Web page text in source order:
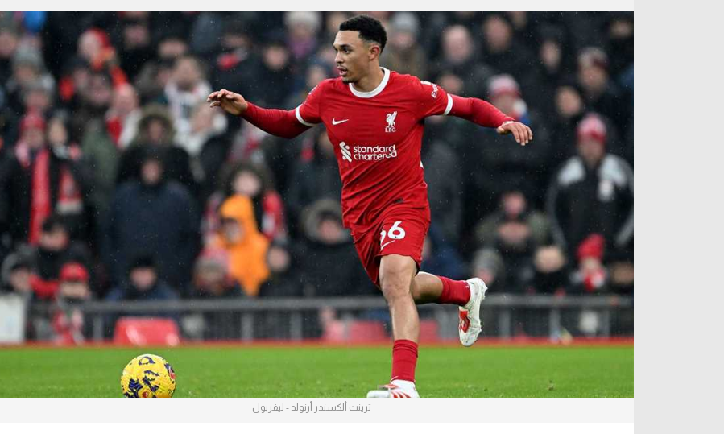
آراء حرة الدوري السعودي للمحترفين
دوري أبطال أوروبا
دوري أبطال إفريقيا
كل البطولات
دوري أبطال أوروبا
القسم الثاني
رياضات أخرى
آسيا
أمريكا
ركن الألعاب
ترينت ألكسندر أرنولد - ليفربول